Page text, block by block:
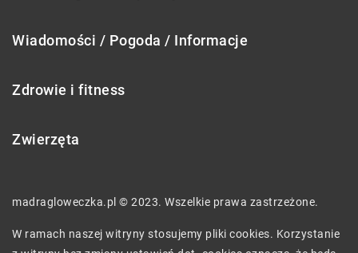
Wiadomości / Pogoda / Informacje
Zdrowie i fitness
Zwierzęta
madragloweczka.pl © 2023. Wszelkie prawa zastrzeżone.
W ramach naszej witryny stosujemy pliki cookies. Korzystanie